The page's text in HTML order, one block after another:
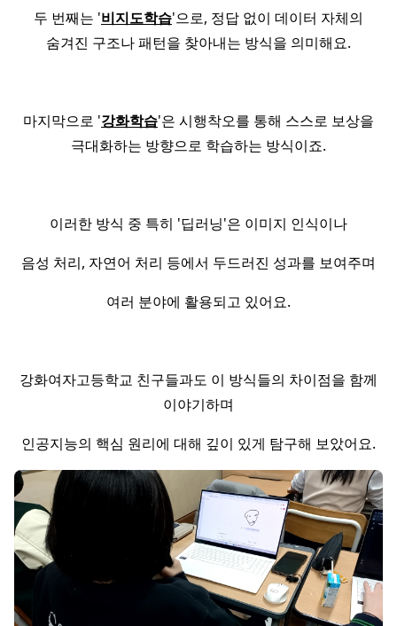
두 번째는 '비지도학습'으로, 정답 없이 데이터 자체의
숨겨진 구조나 패턴을 찾아내는 방식을 의미해요.
마지막으로 '강화학습'은 시행착오를 통해 스스로 보상을
극대화하는 방향으로 학습하는 방식이죠.
이러한 방식 중 특히 '딥러닝'은 이미지 인식이나
음성 처리, 자연어 처리 등에서 두드러진 성과를 보여주며
여러 분야에 활용되고 있어요.
강화여자고등학교 친구들과도 이 방식들의 차이점을 함께
이야기하며
인공지능의 핵심 원리에 대해 깊이 있게 탐구해 보았어요.